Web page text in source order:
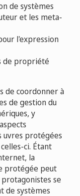
de systèmes
et les meta-
l'expression
de propriété
de coordonner à
de gestion du
y
protégées
ci. Étant
la
protégée peut
se
de systèmes